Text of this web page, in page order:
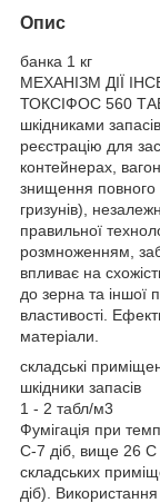
Опис
банка 1 кг
МЕХАНІЗМ ДІЇ
ТОКСІФОС 560 ТАБ
шкідниками
реєстрацію для
контейнерах,
знищення повного
гризунів),
правильної
розмноженням,
впливає на
до зерна та іншої
властивості.
матеріали.
складські
шкідники запасів
1 - 2 табл/м3
Фумігація при
С-7 діб, вище 26 С
складських
діб).